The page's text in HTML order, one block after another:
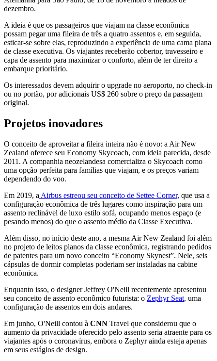
dezembro.
A ideia é que os passageiros que viajam na classe econômica
possam pegar uma fileira de três a quatro assentos e, em seguida,
esticar-se sobre elas, reproduzindo a experiência de uma cama plana
de classe executiva. Os viajantes receberão cobertor, travesseiro e
capa de assento para maximizar o conforto, além de ter direito a
embarque prioritário.
Os interessados devem adquirir o upgrade no aeroporto, no check-in
ou no portão, por adicionais US$ 260 sobre o preço da passagem
original.
Projetos inovadores
O conceito de aproveitar a fileira inteira não é novo: a Air New
Zealand oferece seu Economy Skycoach, com ideia parecida, desde
2011. A companhia neozelandesa comercializa o Skycoach como
uma opção perfeita para famílias que viajam, e os preços variam
dependendo do voo.
Em 2019, a Airbus estreou seu conceito de Settee Corner, que usa a
configuração econômica de três lugares como inspiração para um
assento reclinável de luxo estilo sofá, ocupando menos espaço (e
pesando menos) do que o assento médio da Classe Executiva.
Além disso, no início deste ano, a mesma Air New Zealand foi além
no projeto de leitos planos da classe econômica, registrando pedidos
de patentes para um novo conceito “Economy Skynest”. Nele, seis
cápsulas de dormir completas poderiam ser instaladas na cabine
econômica.
Enquanto isso, o designer Jeffrey O'Neill recentemente apresentou
seu conceito de assento econômico futurista: o Zephyr Seat, uma
configuração de assentos em dois andares.
Em junho, O'Neill contou à CNN Travel que considerou que o
aumento da privacidade oferecido pelo assento seria atraente para os
viajantes após o coronavírus, embora o Zephyr ainda esteja apenas
em seus estágios de design.